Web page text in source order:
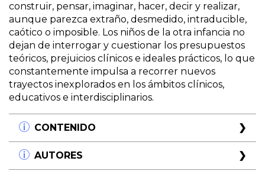
construir, pensar, imaginar, hacer, decir y realizar,
aunque parezca extraño, desmedido, intraducible,
caótico o imposible. Los niños de la otra infancia no
dejan de interrogar y cuestionar los presupuestos
teóricos, prejuicios clínicos e ideales prácticos, lo que
constantemente impulsa a recorrer nuevos
trayectos inexplorados en los ámbitos clínicos,
educativos e interdisciplinarios.
CONTENIDO
Capítulo 1. La infancia del otro cuerpo
El bebé en la estructura sensorio-motriz Lo
AUTORES